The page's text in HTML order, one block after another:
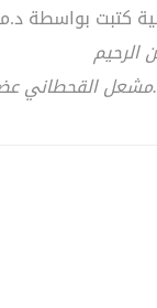
كتبت بواسطة
الرحيم
القحطاني عضو